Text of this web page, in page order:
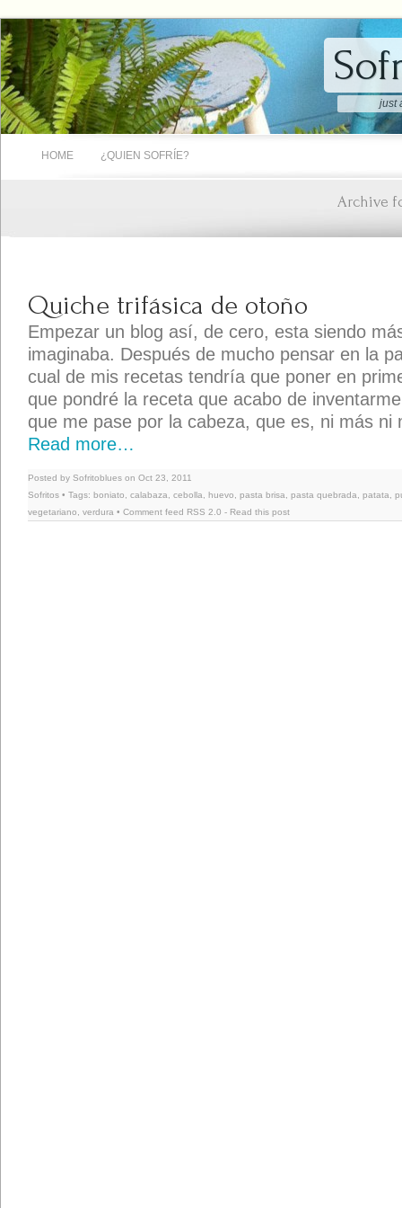
just
HOME ¿QUIEN SOFRÍE?
Archive
Quiche trifásica de otoño
Empezar un blog así, de cero, esta siendo
imaginaba. Después de mucho pensar en la
cual de mis recetas tendría que poner en
que pondré la receta que acabo de
que me pase por la cabeza, que es, ni más ni
Read more…
Posted by Sofritoblues on Oct 23, 2011
Sofritos • Tags: boniato calabaza cebolla huevo pasta brisa pasta quebrada patata
vegetariano
verdura • Comment feed RSS 2.0 - Read this post